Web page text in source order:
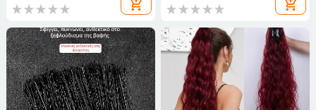
χειμερινό αξεσουάρ μαλλιών
add_shopping_cart add_shopping_cart